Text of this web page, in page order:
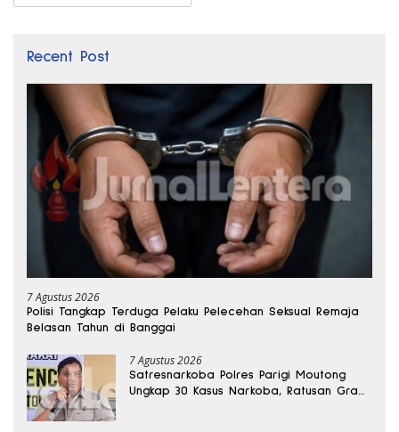
Recent Post
7 Agustus 2026
Polisi Tangkap Terduga Pelaku Pelecehan Seksual Remaja
Belasan Tahun di Banggai
7 Agustus 2026
Satresnarkoba Polres Parigi Moutong
Ungkap 30 Kasus Narkoba, Ratusan Gram